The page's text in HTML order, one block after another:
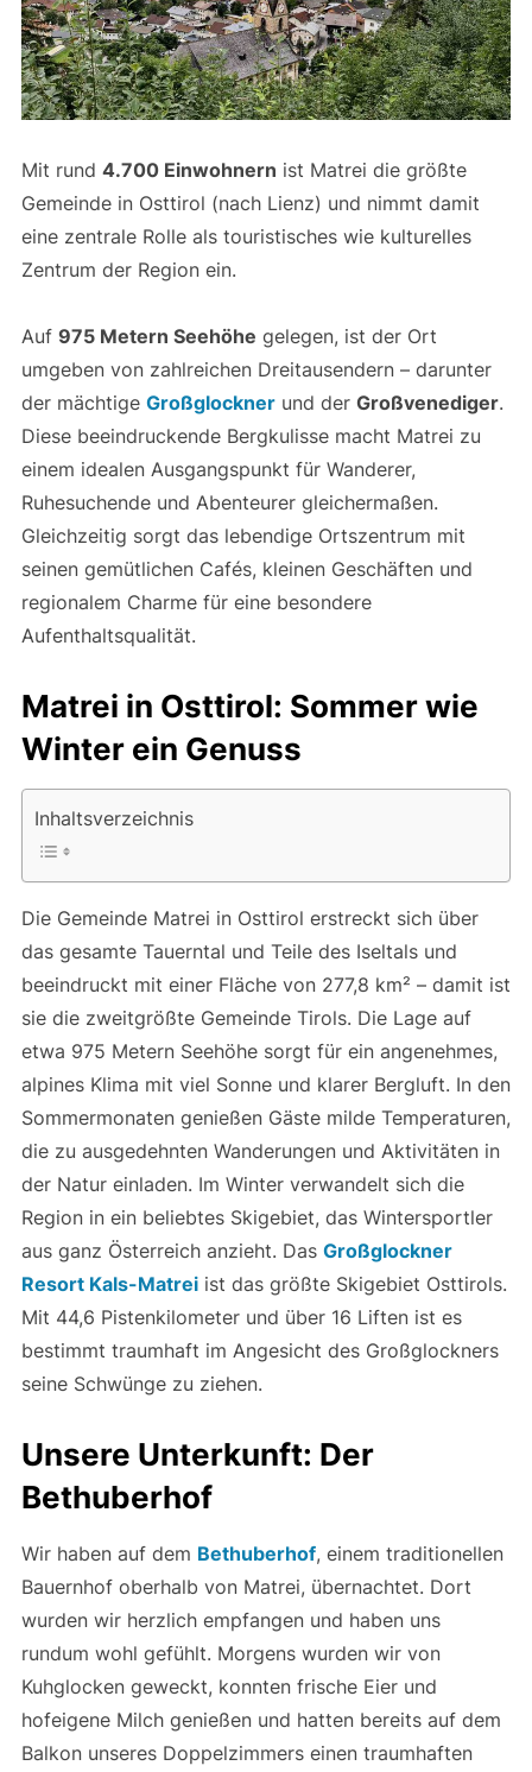
Mit rund 4.700 Einwohnern ist Matrei die größte
Gemeinde in Osttirol (nach Lienz) und nimmt damit
eine zentrale Rolle als touristisches wie kulturelles
Zentrum der Region ein.
Auf 975 Metern Seehöhe gelegen, ist der Ort
umgeben von zahlreichen Dreitausendern – darunter
der mächtige Großglocknerund der Großvenediger.
Diese beeindruckende Bergkulisse macht Matrei zu
einem idealen Ausgangspunkt für Wanderer,
Ruhesuchende und Abenteurer gleichermaßen.
Gleichzeitig sorgt das lebendige Ortszentrum mit
seinen gemütlichen Cafés, kleinen Geschäften und
regionalem Charme für eine besondere
Aufenthaltsqualität.
Matrei in Osttirol: Sommer wie
Winter ein Genuss
Inhaltsverzeichnis
Die Gemeinde Matrei in Osttirol erstreckt sich über
das gesamte Tauerntal und Teile des Iseltals und
beeindruckt mit einer Fläche von 277,8 km² – damit ist
sie die zweitgrößte Gemeinde Tirols. Die Lage auf
etwa 975 Metern Seehöhe sorgt für ein angenehmes,
alpines Klima mit viel Sonne und klarer Bergluft. In den
Sommermonaten genießen Gäste milde Temperaturen,
die zu ausgedehnten Wanderungen und Aktivitäten in
der Natur einladen. Im Winter verwandelt sich die
Region in ein beliebtes Skigebiet, das Wintersportler
aus ganz Österreich anzieht. Das Großglockner
Resort Kals-Matreiist das größte Skigebiet Osttirols.
Mit 44,6 Pistenkilometer und über 16 Liften ist es
bestimmt traumhaft im Angesicht des Großglockners
seine Schwünge zu ziehen.
Unsere Unterkunft: Der
Bethuberhof
Wir haben auf dem Bethuberhof, einem traditionellen
Bauernhof oberhalb von Matrei, übernachtet. Dort
wurden wir herzlich empfangen und haben uns
rundum wohl gefühlt. Morgens wurden wir von
Kuhglocken geweckt, konnten frische Eier und
hofeigene Milch genießen und hatten bereits auf dem
Balkon unseres Doppelzimmers einen traumhaften